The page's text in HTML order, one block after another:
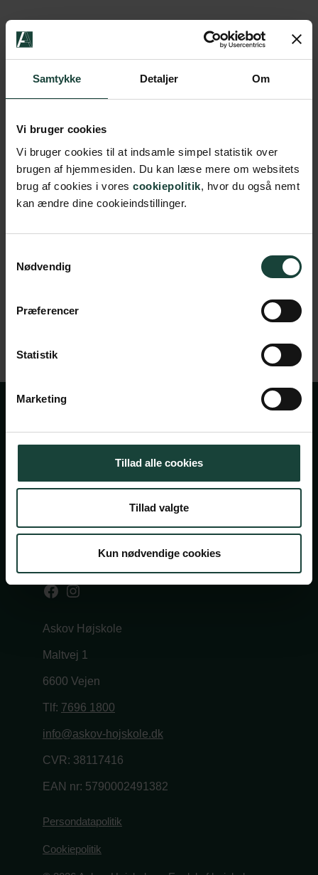
Samtykke Detaljer Om
Vi bruger cookies
Vi bruger cookies til at indsamle simpel statistik over
brugen af hjemmesiden. Du kan læse mere om websitets
brug af cookies i vores cookiepolitik, hvor du også nemt
kan ændre dine cookieindstillinger.
Nødvendig
Præferencer
Statistik
Marketing
Tillad alle cookies
Tillad valgte
Kun nødvendige cookies
For hvert skoleår skal en højskole udarbejde en
I linket herunder kan du se Askov Højskoles årsplan
Årsplan 2025-2026
Årsplan 2025-2026 (ændringsskema nummer 01)
Årsplan for 2026-2027
Læs mere om højskolen
Handelsbetingelser
Facebook
Instagram
Askov Højskole
Maltvej 1
6600 Vejen
Tlf: 7696 1800
info@askov-hojskole.dk
CVR: 38117416
EAN nr: 5790002491382
Persondatapolitik
Cookiepolitik